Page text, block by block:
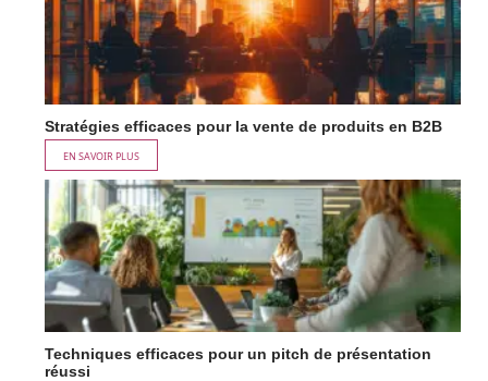
Stratégies efficaces pour la vente de produits en B2B
EN SAVOIR PLUS
Techniques efficaces pour un pitch de présentation
réussi